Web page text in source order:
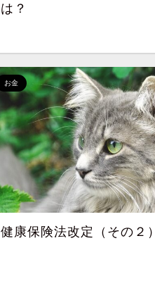
は？
お金
健康保険法改定（その２）